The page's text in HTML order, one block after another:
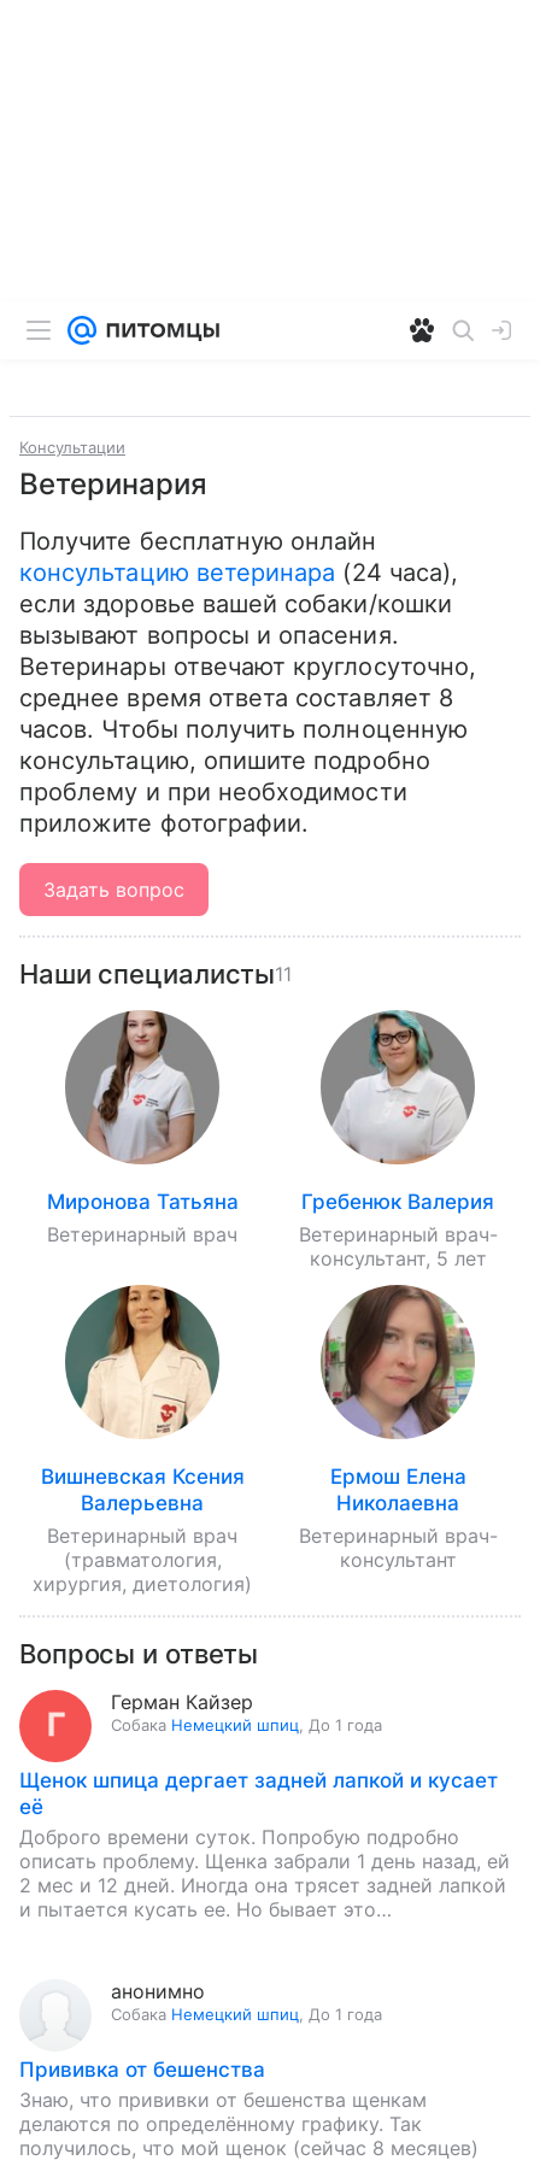
Консультации
Ветеринария
консультацию ветеринара (24 часа),
если здоровье вашей собаки/кошки
вызывают вопросы и опасения.
Ветеринары отвечают круглосуточно,
среднее время ответа составляет 8
часов. Чтобы получить полноценную
консультацию, опишите подробно
проблему и при необходимости
приложите фотографии.
Задать вопрос
Наши специалисты11
Миронова Татьяна
Ветеринарный врач
Гребенюк Валерия
Ветеринарный врач-
консультант, 5 лет
Вишневская Ксения
Валерьевна
Ветеринарный врач
(травматология,
хирургия, диетология)
Ермош Елена
Николаевна
Ветеринарный врач-
консультант
Вопросы и ответы
Герман Кайзер
Собака Немецкий шпиц До 1 года
Щенок шпица дергает задней лапкой и кусает
её
Доброго времени суток. Попробую подробно
описать проблему. Щенка забрали 1 день назад, ей
2 мес и 12 дней. Иногда она трясет задней лапкой
и пытается кусать ее. Но бывает это…
анонимно
Собака Немецкий шпиц До 1 года
Прививка от бешенства
Знаю, что прививки от бешенства щенкам
делаются по определённому графику. Так
получилось, что мой щенок (сейчас 8 месяцев)